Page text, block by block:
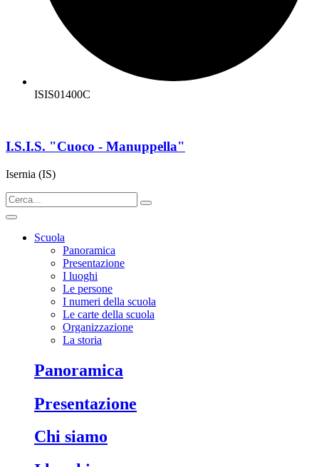
ISIS01400C
I.S.I.S. "Cuoco - Manuppella"
Isernia (IS)
Scuola
Panoramica
Presentazione
I luoghi
Le persone
I numeri della scuola
Le carte della scuola
Organizzazione
La storia
panoramica
presentazione
chi siamo